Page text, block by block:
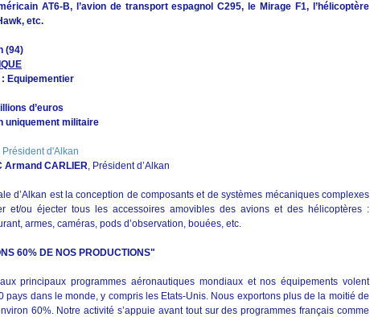
AT6-B, l’avion de transport espagnol C295, le Mirage F1, l’hélicoptère
etc.
(94)
Equipementier
d’euros
uniquement militaire
Armand CARLIER, Président d’Alkan
d’Alkan est la conception de composants et de systèmes mécaniques complexes
et/ou éjecter tous les accessoires amovibles des avions et des hélicoptères :
armes, caméras, pods d’observation, bouées, etc.
60% DE NOS PRODUCTIONS"
principaux programmes aéronautiques mondiaux et nos équipements volent
pays dans le monde, y compris les Etats-Unis. Nous exportons plus de la moitié de
60%. Notre activité s’appuie avant tout sur des programmes français comme